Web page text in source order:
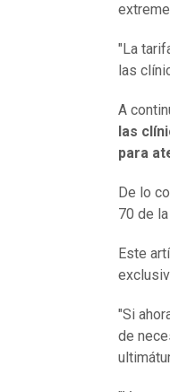
"La
las
A
las
para
De lo
70 de
Este
"Si
de